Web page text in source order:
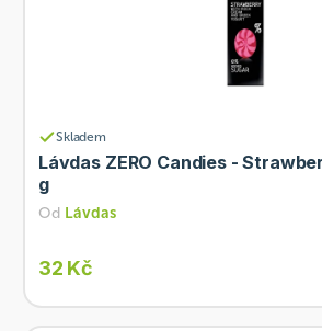
Skladem
Lávdas ZERO Candies -
g
Od Lávdas
32 Kč